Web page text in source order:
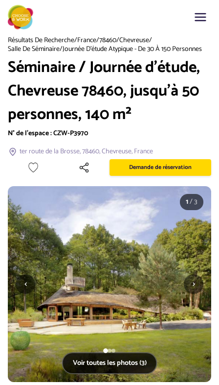
Résultats De Recherche/France/78460/Chevreuse/
Salle De Séminaire/Journée D'étude Atypique - De 30 À 150 Personnes
Séminaire / Journée d'étude,
Chevreuse 78460, jusqu'à 50
personnes, 140 m²
N° de l'espace :CZW-P3970
ter route de la Brosse, 78460, Chevreuse, France
Demande de réservation
‹ ›
1/3
Voir toutes les photos (3)